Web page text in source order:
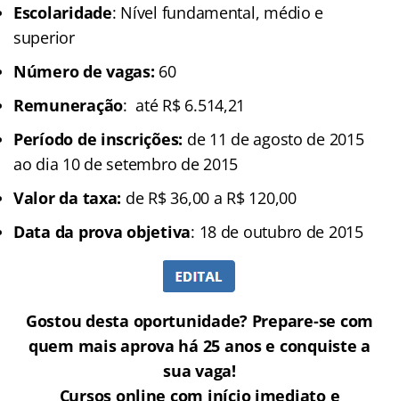
Escolaridade: Nível fundamental, médio e
superior
Número de vagas: 60
Remuneração: até R$ 6.514,21
Período de inscrições: de 11 de agosto de 2015
ao dia 10 de setembro de 2015
Valor da taxa: de R$ 36,00 a R$ 120,00
Data da prova objetiva: 18 de outubro de 2015
Gostou desta oportunidade? Prepare-se com
quem mais aprova há 25 anos e conquiste a
sua vaga!
Cursos online com início imediato e